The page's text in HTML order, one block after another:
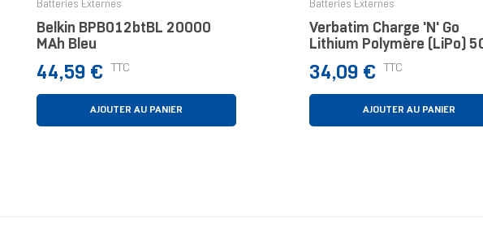
Batteries Externes
Belkin BPB012btBL 20000
MAh Bleu
Prix
44,59 € TTC
AJOUTER AU PANIER
Batteries Externes
Verbatim Charge 'n' Go
Lithium Polymère (LiPo)
MAh Recharge Sans Fil Gris
Prix
34,09 € TTC
AJOUTER AU PANIER